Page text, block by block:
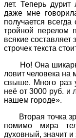
лет. Теперь
даже мне
получается
тройной перелом
всякие
строчек текста
Но! Она
ловит человека на
свыше. Много раз
неё от 3000 руб. и
нашем городе».
Вторая точка
помимо мира
духовный, значит